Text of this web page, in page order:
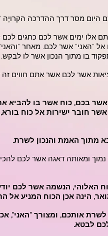
מסר דרך ההדרכה הקרויׇה
אלו ימים אשר לכם כחגים לכם
"האני" אשר לכם. מאחר
בו מתוך הנכון אשר לו לבקש.
אשר לכם אשר אתם חווים
בכם, כוח אשר בו להביא
אשר חובר ישירות אל כוח
מתוך האמת והנכון לשרת.
נמוך ומאותה דאגה אשר לכם
האלוהי, הנשמה אשר לכם
הינה אכן הכוח המניע אל
אותכם, ומצורך "האני",
לבטא.